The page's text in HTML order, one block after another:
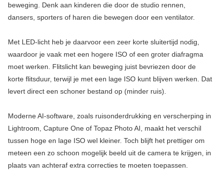
beweging. Denk aan kinderen die door de studio rennen,
dansers, sporters of haren die bewegen door een ventilator.
Met LED-licht heb je daarvoor een zeer korte sluitertijd nodig,
waardoor je vaak met een hogere ISO of een groter diafragma
moet werken. Flitslicht kan beweging juist bevriezen door de
korte flitsduur, terwijl je met een lage ISO kunt blijven werken. Dat
levert direct een schoner bestand op (minder ruis).
Moderne AI-software, zoals ruisonderdrukking en verscherping in
Lightroom, Capture One of Topaz Photo AI, maakt het verschil
tussen hoge en lage ISO wel kleiner. Toch blijft het prettiger om
meteen een zo schoon mogelijk beeld uit de camera te krijgen, in
plaats van achteraf extra correcties te moeten toepassen.